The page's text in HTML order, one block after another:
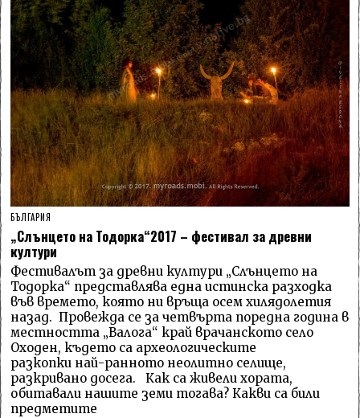
БЪЛГАРИЯ
„Слънцето на Тодорка“2017 – фестивал за древни
култури
Фестивалът за древни култури „Слънцето на
Тодорка“ представлява една истинска разходка
във времето, която ни връща осем хилядолетия
назад. Провежда се за четвърта поредна година в
местността „Валога“ край врачанското село
Оходен, където са археологическите
разкопки най-ранното неолитно селище,
разкривано досега. Как са живели хората,
обитавали нашите земи тогава? Какви са били
предметите